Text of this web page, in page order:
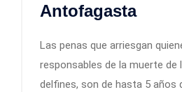
Antofagasta
Las penas que arriesgan
responsables de la muerte de
delfines, son de hasta 5 años